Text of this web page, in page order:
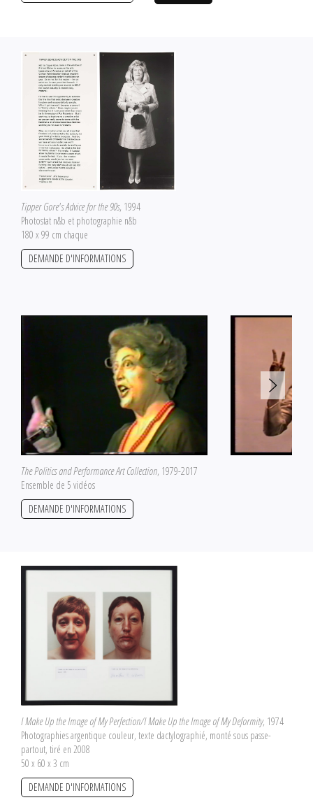
Tipper Gore's Advice for the 90s, 1994
Photostat n&b et photographie n&b
180 x 99 cm chaque
DEMANDE D'INFORMATIONS
The Politics and Performance Art Collection, 1979-2017
Ensemble de 5 vidéos
DEMANDE D'INFORMATIONS
I Make Up the Image of My Perfection/I Make Up the Image of My Deformity, 1974
Photographies argentique couleur, texte dactylographié, monté sous passe-
partout, tiré en 2008
50 x 60 x 3 cm
DEMANDE D'INFORMATIONS